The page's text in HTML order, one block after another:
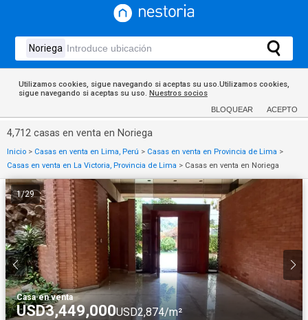
Utilizamos cookies, sigue navegando si aceptas su uso.Utilizamos cookies,
sigue navegando si aceptas su uso. Nuestros socios
BLOQUEAR ACEPTO
4,712 casas en venta en Noriega
Inicio > Casas en venta en Lima, Perú > Casas en venta en Provincia de Lima >
Casas en venta en La Victoria, Provincia de Lima > Casas en venta en Noriega
1/29
Casa·en venta
USD3,449,000USD2,874/m²